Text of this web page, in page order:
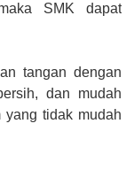
SMK dapat
tangan dengan
dan mudah
yang tidak mudah